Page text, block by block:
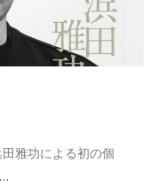
雅功による初の個
…